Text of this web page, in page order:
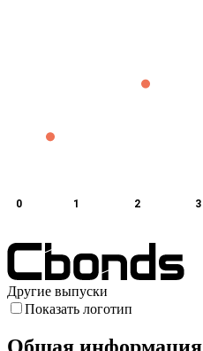
0 1 2 3
Другие выпуски
Показать логотип